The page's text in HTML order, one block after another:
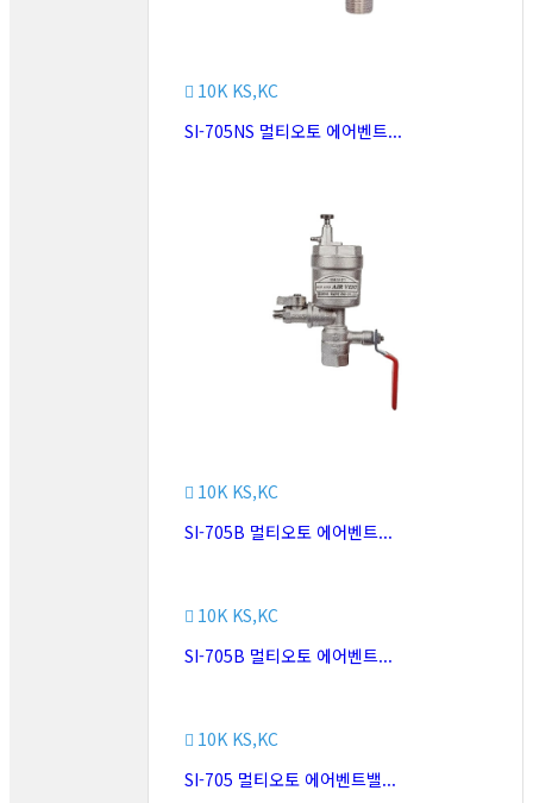
10K KS,KC
SI-705NS 멀티오토 에어벤트...
10K KS,KC
SI-705B 멀티오토 에어벤트...
10K KS,KC
SI-705B 멀티오토 에어벤트...
10K KS,KC
SI-705 멀티오토 에어벤트밸...